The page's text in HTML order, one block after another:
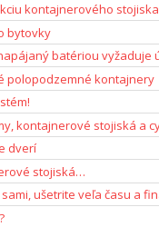
kontajnerového stojiska
bytovky
batériou vyžaduje
polopodzemné kontajnery
kontajnerové stojiská a
dverí
stojiská…
ušetrite veľa času a